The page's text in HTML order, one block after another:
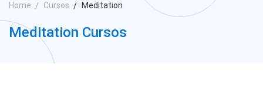
Home Cursos Meditation
Meditation Cursos